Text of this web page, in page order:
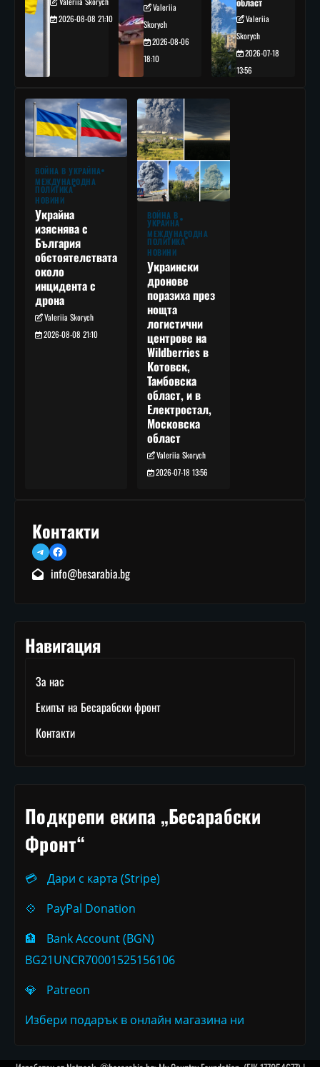
2026-08-08 21:10
Valeriia
Skorych
2026-08-06
18:10
Valeriia
Skorych
2026-07-18
13:56
ВОЙНА В УКРАЙНА
МЕЖДУНАРОДНА
ПОЛИТИКА
НОВИНИ
Украйна
изяснява с
България
обстоятелствата
около
инцидента с
дрона
Valeriia Skorych
2026-08-08 21:10
ВОЙНА В
УКРАЙНА
МЕЖДУНАРОДНА
ПОЛИТИКА
НОВИНИ
Украински
дронове
поразиха през
нощта
логистични
центрове на
Wildberries в
Котовск,
Тамбовска
област, и в
Електростал,
Московска
област
Valeriia Skorych
2026-07-18 13:56
Контакти
TelegramFacebook
info@besarabia.bg
Навигация
За нас
Екипът на Бесарабски фронт
Контакти
Подкрепи екипа „Бесарабски
Фронт“
💳
Дари с карта (Stripe)
💠
PayPal Donation
🏦
Bank Account (BGN)
BG21UNCR70001525156106
💎
Patreon
Избери подарък в онлайн магазина ни